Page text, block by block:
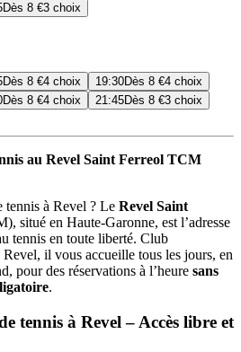
Dès 8 €3 choix
Dès 8 €4 choix 19:30Dès 8 €4 choix
Dès 8 €4 choix 21:45Dès 8 €3 choix
au Revel Saint Ferreol TCM
tennis à Revel ? Le Revel Saint
situé en Haute-Garonne, est l’adresse
tennis en toute liberté. Club
il vous accueille tous les jours, en
pour des réservations à l’heure sans
.
tennis à Revel – Accès libre et